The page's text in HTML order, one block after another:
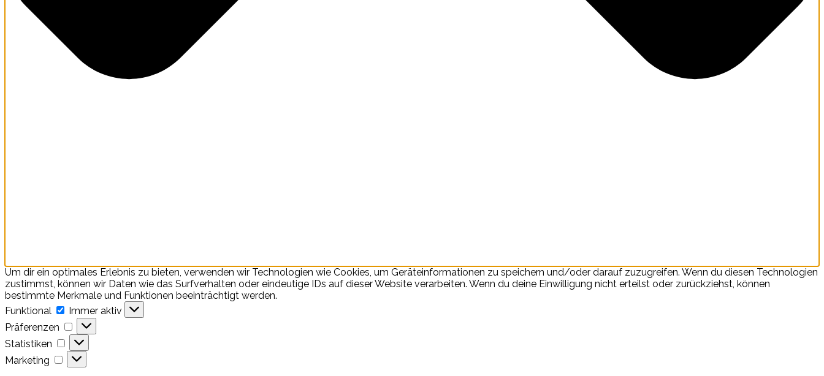
Um dir ein optimales Erlebnis zu bieten, verwenden wir Technologien wie Cookies, um Geräteinformationen zu speichern und/oder darauf zuzugreifen. Wenn du diesen Technologien
zustimmst, können wir Daten wie das Surfverhalten oder eindeutige IDs auf dieser Website verarbeiten. Wenn du deine Einwilligung nicht erteilst oder zurückziehst, können
bestimmte Merkmale und Funktionen beeinträchtigt werden.
Funktional
Funktional
Immer aktiv
Präferenzen
Präferenzen
Statistiken
Statistiken
Marketing
Marketing